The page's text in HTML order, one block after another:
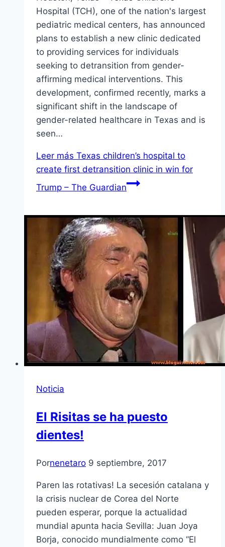
Hospital (TCH), one of the nation's largest
pediatric medical centers, has announced
plans to establish a new clinic dedicated
to providing services for individuals
seeking to detransition from gender-
affirming medical interventions. This
development, confirmed recently, marks a
significant shift in the landscape of
gender-related healthcare in Texas and is
seen…
Leer más Texas children’s hospital to
create first detransition clinic in win for
Trump – The Guardian
Noticia
El Risitas se ha puesto
dientes!
Pornenetaro 9 septiembre, 2017
Paren las rotativas! La secesión catalana y
la crisis nuclear de Corea del Norte
pueden esperar, porque la actualidad
mundial apunta hacia Sevilla: Juan Joya
Borja, conocido mundialmente como “El